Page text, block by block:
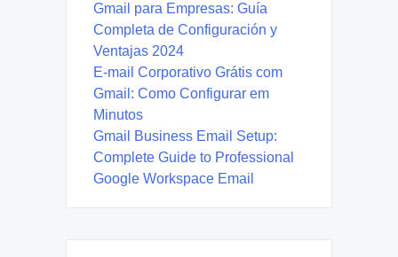
Gmail para Empresas: Guía
Completa de Configuración y
Ventajas 2024
E-mail Corporativo Grátis com
Gmail: Como Configurar em
Minutos
Gmail Business Email Setup:
Complete Guide to Professional
Google Workspace Email